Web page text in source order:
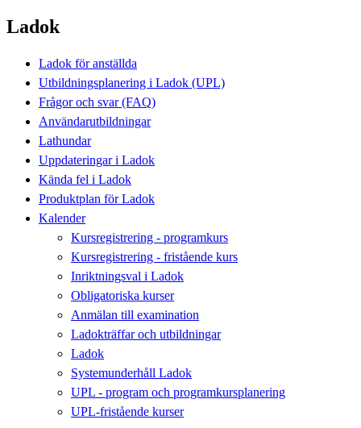
Ladok
Ladok för anställda
Utbildningsplanering i Ladok (UPL)
Frågor och svar (FAQ)
Användarutbildningar
Lathundar
Uppdateringar i Ladok
Kända fel i Ladok
Produktplan för Ladok
Kalender
Kursregistrering - programkurs
Kursregistrering - fristående kurs
Inriktningsval i Ladok
Obligatoriska kurser
Anmälan till examination
Ladokträffar och utbildningar
Ladok
Systemunderhåll Ladok
UPL - program och programkursplanering
UPL-fristående kurser